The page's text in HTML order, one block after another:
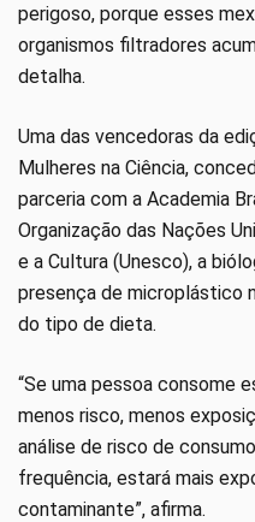
perigoso, porque esses
organismos filtradores
detalha.
Uma das vencedoras da
Mulheres na Ciência,
parceria com a Academia
Organização das Nações
e a Cultura (Unesco), a
presença de microplástico
do tipo de dieta.
“Se uma pessoa consome
menos risco, menos
análise de risco de
frequência, estará mais
contaminante”, afirma.